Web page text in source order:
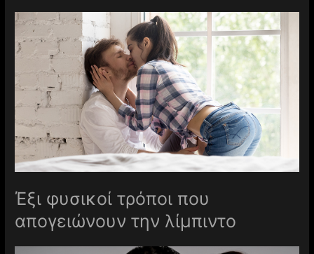
Έξι φυσικοί τρόποι που
απογειώνουν την λίμπιντο